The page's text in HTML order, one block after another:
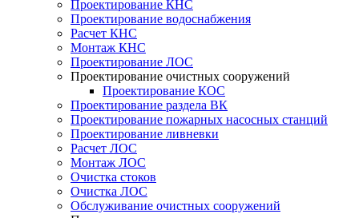
Проектирование КНС
Проектирование водоснабжения
Расчет КНС
Монтаж КНС
Проектирование ЛОС
Проектирование очистных сооружений
Проектирование КОС
Проектирование раздела ВК
Проектирование пожарных насосных станций
Проектирование ливневки
Расчет ЛОС
Монтаж ЛОС
Очистка стоков
Очистка ЛОС
Обслуживание очистных сооружений